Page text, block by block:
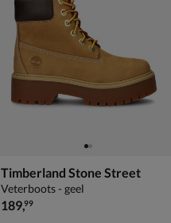
Timberland Stone Street
Veterboots - geel
€ 189,99
189,99